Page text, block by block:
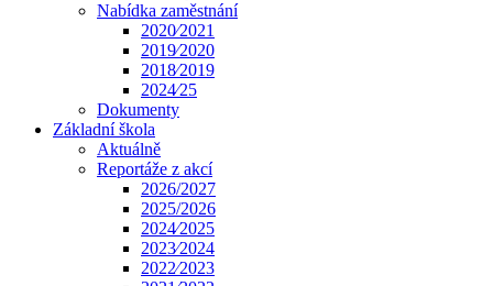
Nabídka zaměstnání
2020⁄2021
2019⁄2020
2018⁄2019
2024⁄25
Dokumenty
Základní škola
Aktuálně
Reportáže z akcí
2026/2027
2025/2026
2024⁄2025
2023⁄2024
2022⁄2023